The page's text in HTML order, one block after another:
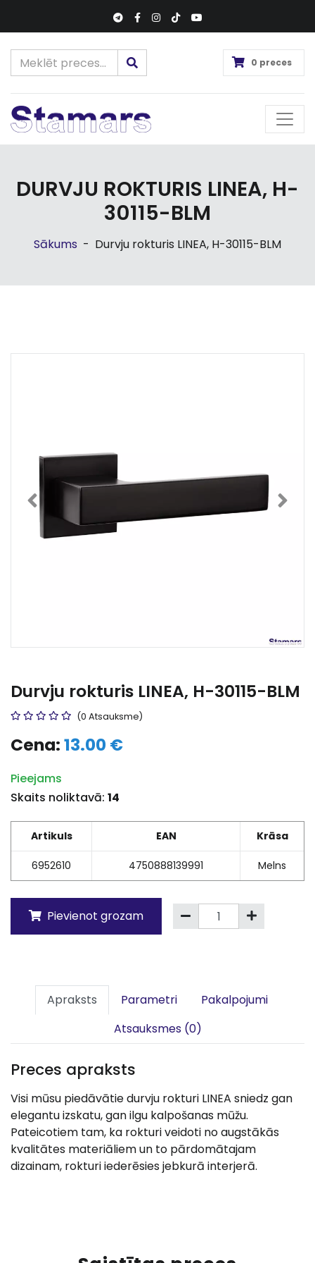
0 preces
DURVJU ROKTURIS LINEA, H-
30115-BLM
Sākums - Durvju rokturis LINEA, H-30115-BLM
Durvju rokturis LINEA, H-30115-BLM
(0 Atsauksme)
Cena:13.00 €
Pieejams
Skaits noliktavā: 14
Artikuls EAN Krāsa
6952610 4750888139991 Melns
Pievienot grozam
Apraksts Parametri
Pakalpojumi
Atsauksmes (0)
Preces apraksts
Visi mūsu piedāvātie durvju rokturi LINEA sniedz gan
elegantu izskatu, gan ilgu kalpošanas mūžu.
Pateicotiem tam, ka rokturi veidoti no augstākās
kvalitātes materiāliem un to pārdomātajam
dizainam, rokturi iederēsies jebkurā interjerā.